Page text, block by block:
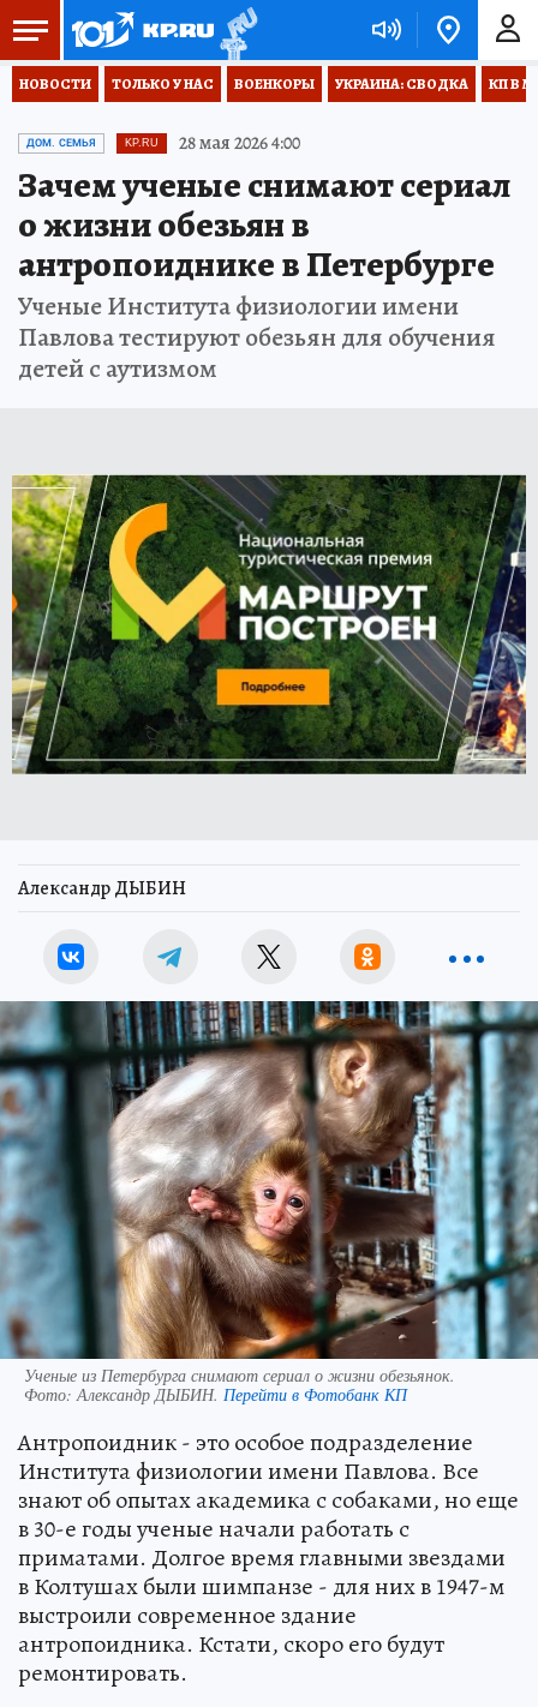
НОВОСТИ ТОЛЬКО У НАС ВОЕНКОРЫ УКРАИНА: СВОДКА КП В
ДОМ. СЕМЬЯ KP.RU 28 мая 2026 4:00
Зачем ученые снимают сериал
о жизни обезьян в
антропоиднике в Петербурге
Ученые Института физиологии имени
Павлова тестируют обезьян для обучения
детей с аутизмом
Александр ДЫБИН
Ученые из Петербурга снимают сериал о жизни обезьянок.
Фото: Александр ДЫБИН. Перейти в Фотобанк КП
Антропоидник - это особое подразделение
Института физиологии имени Павлова. Все
знают об опытах академика с собаками, но еще
в 30-е годы ученые начали работать с
приматами. Долгое время главными звездами
в Колтушах были шимпанзе - для них в 1947-м
выстроили современное здание
антропоидника. Кстати, скоро его будут
ремонтировать.